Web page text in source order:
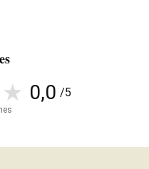
0,0 /5